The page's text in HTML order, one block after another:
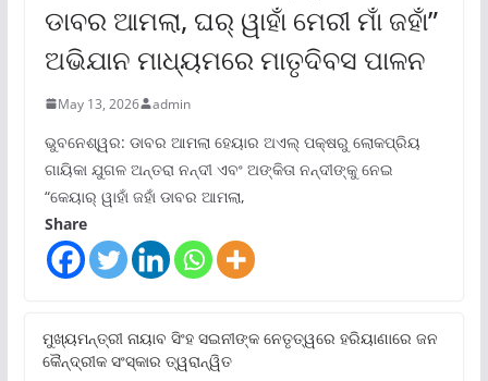
ଡାବର ଆମଲା, ଘର୍ ୱାହାଁ ମେରୀ ମାଁ ଜହାଁ”
ଅଭିଯାନ ମାଧ୍ୟମରେ ମାତୃଦିବସ ପାଳନ
May 13, 2026 admin
ଭୁବନେଶ୍ୱର: ଡାବର ଆମଲା ହେୟାର ଅଏଲ୍ ପକ୍ଷରୁ ଲୋକପ୍ରିୟ
ଗାୟିକା ଯୁଗଳ ଅନ୍ତରା ନନ୍ଦୀ ଏବଂ ଅଙ୍କିତା ନନ୍ଦୀଙ୍କୁ ନେଇ
“କେୟାର୍ ୱାହାଁ ଜହାଁ ଡାବର ଆମଲା,
Share
ମୁଖ୍ୟମନ୍ତ୍ରୀ ନାୟାବ ସିଂହ ସଇନୀଙ୍କ ନେତୃତ୍ୱରେ ହରିୟାଣାରେ ଜନ
କୈନ୍ଦ୍ରୀକ ସଂସ୍କାର ତ୍ୱରାନ୍ୱିତ